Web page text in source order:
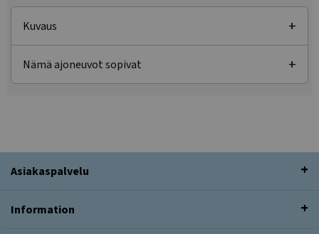
Kuvaus
Nämä ajoneuvot sopivat
Asiakaspalvelu
Information